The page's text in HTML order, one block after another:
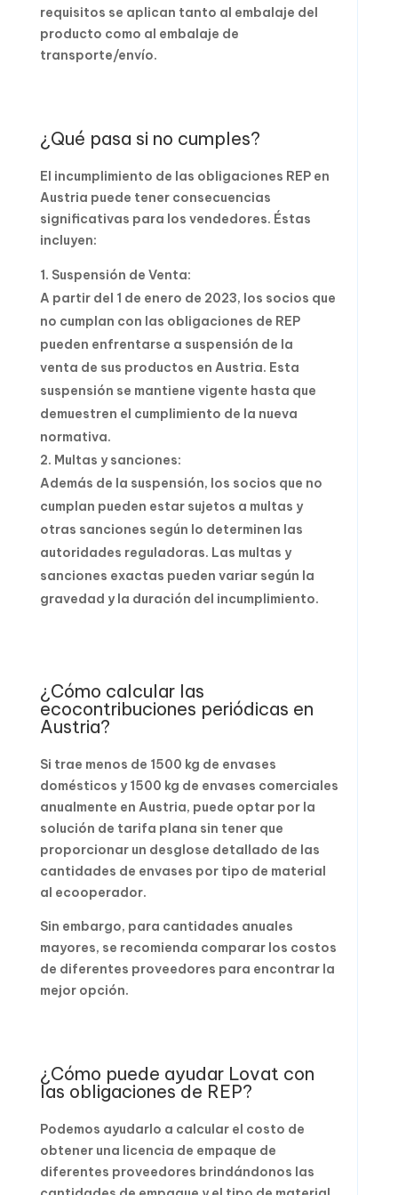
requisitos se aplican tanto al embalaje del
producto como al embalaje de
transporte/envío.
¿Qué pasa si no cumples?
El incumplimiento de las obligaciones REP en
Austria puede tener consecuencias
significativas para los vendedores. Éstas
incluyen:
Suspensión de Venta:
A partir del 1 de enero de 2023, los socios que
no cumplan con las obligaciones de REP
pueden enfrentarse a suspensión de la
venta de sus productos en Austria. Esta
suspensión se mantiene vigente hasta que
demuestren el cumplimiento de la nueva
normativa.
Multas y sanciones:
Además de la suspensión, los socios que no
cumplan pueden estar sujetos a multas y
otras sanciones según lo determinen las
autoridades reguladoras. Las multas y
sanciones exactas pueden variar según la
gravedad y la duración del incumplimiento.
¿Cómo calcular las
ecocontribuciones periódicas en
Austria?
Si trae menos de 1500 kg de envases
domésticos y 1500 kg de envases comerciales
anualmente en Austria, puede optar por la
solución de tarifa plana sin tener que
proporcionar un desglose detallado de las
cantidades de envases por tipo de material
al ecooperador.
Sin embargo, para cantidades anuales
mayores, se recomienda comparar los costos
de diferentes proveedores para encontrar la
mejor opción.
¿Cómo puede ayudar Lovat con
las obligaciones de REP?
Podemos ayudarlo a calcular el costo de
obtener una licencia de empaque de
diferentes proveedores brindándonos las